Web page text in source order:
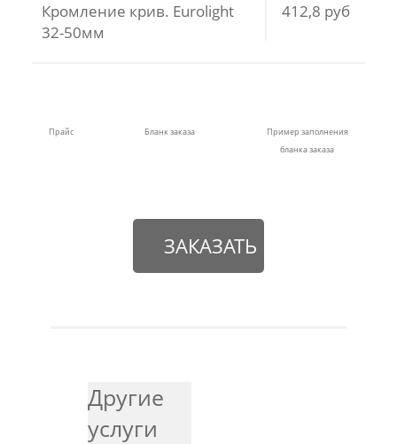
Кромление крив. Eurolight
32-50мм
412,8 руб
Прайс Бланк заказа
Пример заполнения
бланка заказа
ЗАКАЗАТЬ
Другие
услуги